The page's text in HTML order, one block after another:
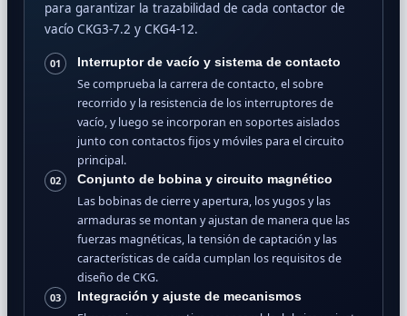
para garantizar la trazabilidad de cada contactor de
vacío CKG3-7.2 y CKG4-12.
01 Interruptor de vacío y sistema de contacto
Se comprueba la carrera de contacto, el sobre
recorrido y la resistencia de los interruptores de
vacío, y luego se incorporan en soportes aislados
junto con contactos fijos y móviles para el circuito
principal.
02 Conjunto de bobina y circuito magnético
Las bobinas de cierre y apertura, los yugos y las
armaduras se montan y ajustan de manera que las
fuerzas magnéticas, la tensión de captación y las
características de caída cumplan los requisitos de
diseño de CKG.
03 Integración y ajuste de mecanismos